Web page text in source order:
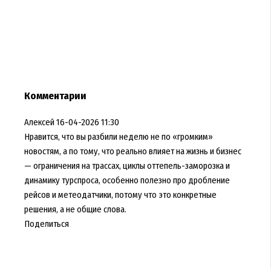
Комментарии
Алексей16-04-2026 11:30
Нравится, что вы разбили неделю не по «громким»
новостям, а по тому, что реально влияет на жизнь и бизнес
— ограничения на трассах, циклы оттепель-заморозка и
динамику турспроса, особенно полезно про дробление
рейсов и метеодатчики, потому что это конкретные
решения, а не общие слова.
Поделиться